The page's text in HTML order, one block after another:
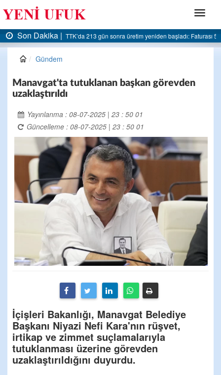
Menü
213 gün sonra üretim yeniden başladı: Faturası 5 milyar liraya dayandı
Son Dakika |AK
Gündem
Manavgat'ta tutuklanan başkan görevden
uzaklaştırıldı
Yayınlanma : 08-07-2025 | 23 : 50 01
Güncelleme : 08-07-2025 | 23 : 50 01
İçişleri Bakanlığı, Manavgat Belediye
Başkanı Niyazi Nefi Kara'nın rüşvet,
irtikap ve zimmet suçlamalarıyla
tutuklanması üzerine görevden
uzaklaştırıldığını duyurdu.